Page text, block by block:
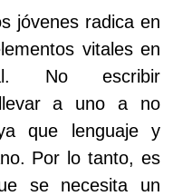
jóvenes radica en
vitales en
No escribir
a uno a no
que lenguaje y
Por lo tanto, es
se necesita un